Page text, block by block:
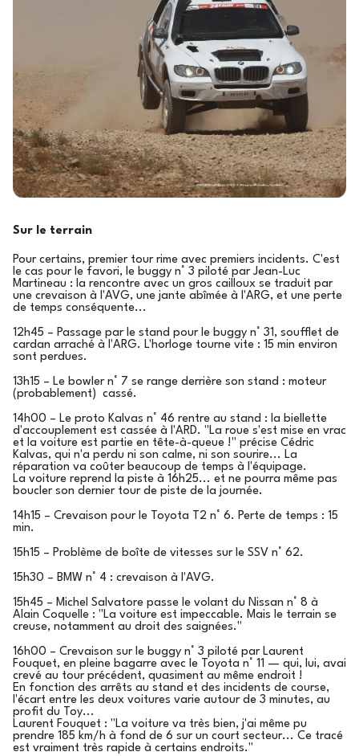
Sur le terrain
Pour certains, premier tour rime avec premiers incidents. C'est
le cas pour le favori, le buggy n° 3 piloté par Jean-Luc
Martineau : la rencontre avec un gros cailloux se traduit par
une crevaison à l'AVG, une jante abîmée à l'ARG, et une perte
de temps conséquente...
12h45 – Passage par le stand pour le buggy n° 31, soufflet de
cardan arraché à l'ARG. L'horloge tourne vite : 15 min environ
sont perdues.
13h15 – Le bowler n° 7 se range derrière son stand : moteur
(probablement) cassé.
14h00 – Le proto Kalvas n° 46 rentre au stand : la biellette
d'accouplement est cassée à l'ARD. "La roue s'est mise en vrac
et la voiture est partie en tête-à-queue !" précise Cédric
Kalvas, qui n'a perdu ni son calme, ni son sourire... La
réparation va coûter beaucoup de temps à l'équipage.
La voiture reprend la piste à 16h25... et ne pourra même pas
boucler son dernier tour de piste de la journée.
14h15 – Crevaison pour le Toyota T2 n° 6. Perte de temps : 15
min.
15h15 – Problème de boîte de vitesses sur le SSV n° 62.
15h30 – BMW n° 4 : crevaison à l'AVG.
15h45 – Michel Salvatore passe le volant du Nissan n° 8 à
Alain Coquelle : "La voiture est impeccable. Mais le terrain se
creuse, notamment au droit des saignées."
16h00 – Crevaison sur le buggy n° 3 piloté par Laurent
Fouquet, en pleine bagarre avec le Toyota n° 11 — qui, lui, avai
crevé au tour précédent, quasiment au même endroit !
En fonction des arrêts au stand et des incidents de course,
l'écart entre les deux voitures varie autour de 3 minutes, au
profit du Toy...
Laurent Fouquet : "La voiture va très bien, j'ai même pu
prendre 185 km/h à fond de 6 sur un court secteur... Ce tracé
est vraiment très rapide à certains endroits."